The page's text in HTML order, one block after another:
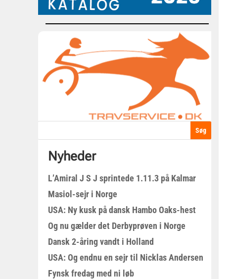
Nyheder
L’Amiral J S J sprintede 1.11.3 på Kalmar
Masiol-sejr i Norge
USA: Ny kusk på dansk Hambo Oaks-hest
Og nu gælder det Derbyprøven i Norge
Dansk 2-åring vandt i Holland
USA: Og endnu en sejr til Nicklas Andersen
Fynsk fredag med ni løb